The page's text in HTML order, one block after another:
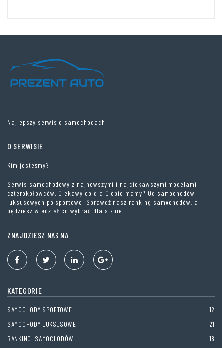
Najlepszy serwis o samochodach.
O SERWISIE
Kim jesteśmy?.
Serwis samochodowy z najnowszymi i najciekawszymi modelami
czterokołowców. Ciekawy co dla Ciebie mamy? Od samochodów
luksusowych po sportowe! Sprawdź nasz ranking samochodów, a
będziesz wiedział co wybrać dla siebie.
ZNAJDZIESZ NAS NA
KATEGORIE
SAMOCHODY SPORTOWE
12
SAMOCHODY LUKSUSOWE
21
RANKINGI SAMOCHODÓW
18